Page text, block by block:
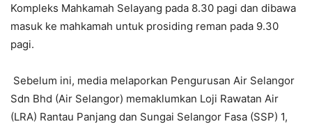
Kompleks Mahkamah Selayang pada 8.30 pagi dan dibawa
masuk ke mahkamah untuk prosiding reman pada 9.30
pagi.
Sebelum ini, media melaporkan Pengurusan Air Selangor
Sdn Bhd (Air Selangor) memaklumkan Loji Rawatan Air
(LRA) Rantau Panjang dan Sungai Selangor Fasa (SSP) 1,